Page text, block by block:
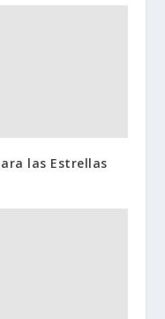
las Estrellas